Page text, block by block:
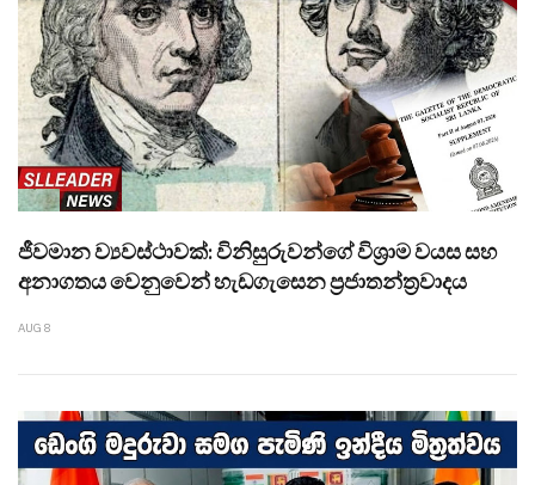
ජීවමාන ව්‍යවස්ථාවක්: විනිසුරුවන්ගේ විශ්‍රාම වයස සහ
අනාගතය වෙනුවෙන් හැඩගැසෙන ප්‍රජාතන්ත්‍රවාදය
AUG 8